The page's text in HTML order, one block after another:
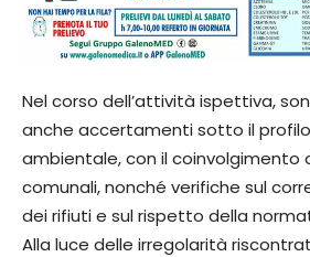
Nel corso dell’attività ispettiva,
anche accertamenti sotto il
ambientale, con il coinvolgimento
comunali, nonché verifiche sul
dei rifiuti e sul rispetto della
Alla luce delle irregolarità